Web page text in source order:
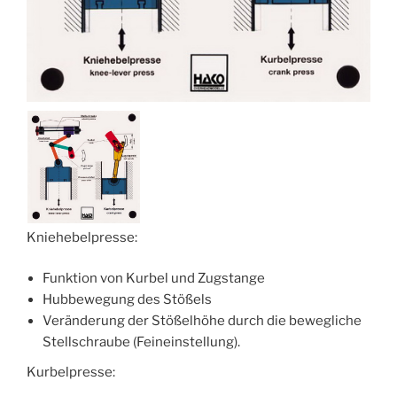
Kniehebelpresse:
Funktion von Kurbel und Zugstange
Hubbewegung des Stößels
Veränderung der Stößelhöhe durch die bewegliche
Stellschraube (Feineinstellung).
Kurbelpresse: